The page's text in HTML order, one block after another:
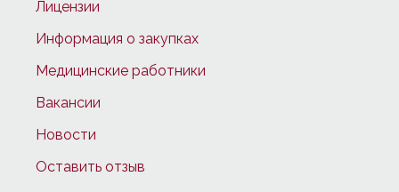
Лицензии
Информация о закупках
Медицинские работники
Вакансии
Новости
Оставить отзыв